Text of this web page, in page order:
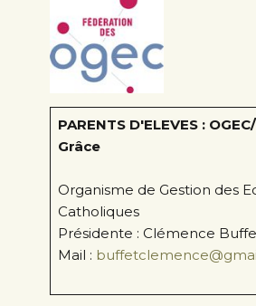
PARENTS D'ELEVES :
Grâce
Organisme de Gestion des
Catholiques
Présidente : Clémence
Mail :